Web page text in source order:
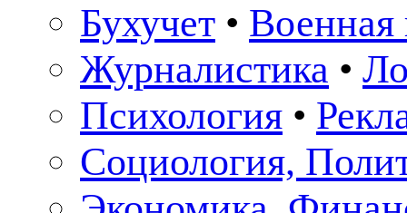
Бухучет • Военная
Журналистика •
Психология •
Социология,